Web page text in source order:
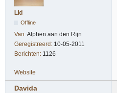
Lid
Offline
Van:Alphen aan den Rijn
Geregistreerd: 10-05-2011
Berichten: 1126
Website
Davida